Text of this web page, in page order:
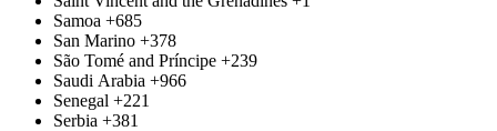
Samoa +685
San Marino +378
São Tomé and Príncipe +239
Saudi Arabia +966
Senegal +221
Serbia +381